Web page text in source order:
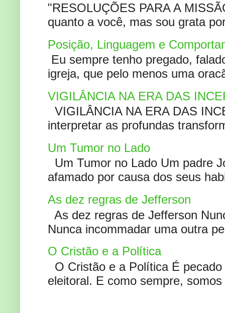
"RESOLUÇÕES PARA A
quanto a você, mas sou grata
Posição, Linguagem e
Eu sempre tenho pregado,
igreja, que pelo menos uma
VIGILÂNCIA NA ERA DAS
VIGILÂNCIA NA ERA DAS
interpretar as profundas
Um Tumor no Lado
Um Tumor no Lado Um padre
afamado por causa dos seus
As dez regras de Jefferson
As dez regras de Jefferson
Nunca incommadar uma outra
O Cristão e a Política
O Cristão e a Política É
eleitoral. E como sempre,